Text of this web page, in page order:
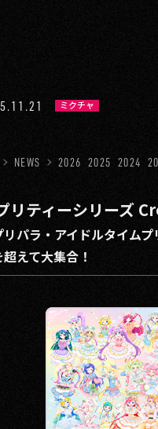
ミクチャ
NEWS 2026 2025 2024
リティーシリーズ
リパラ・アイドルタイム
えて大集合！